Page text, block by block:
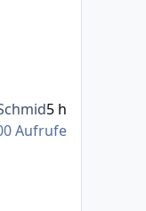
Aufrufe
5 h